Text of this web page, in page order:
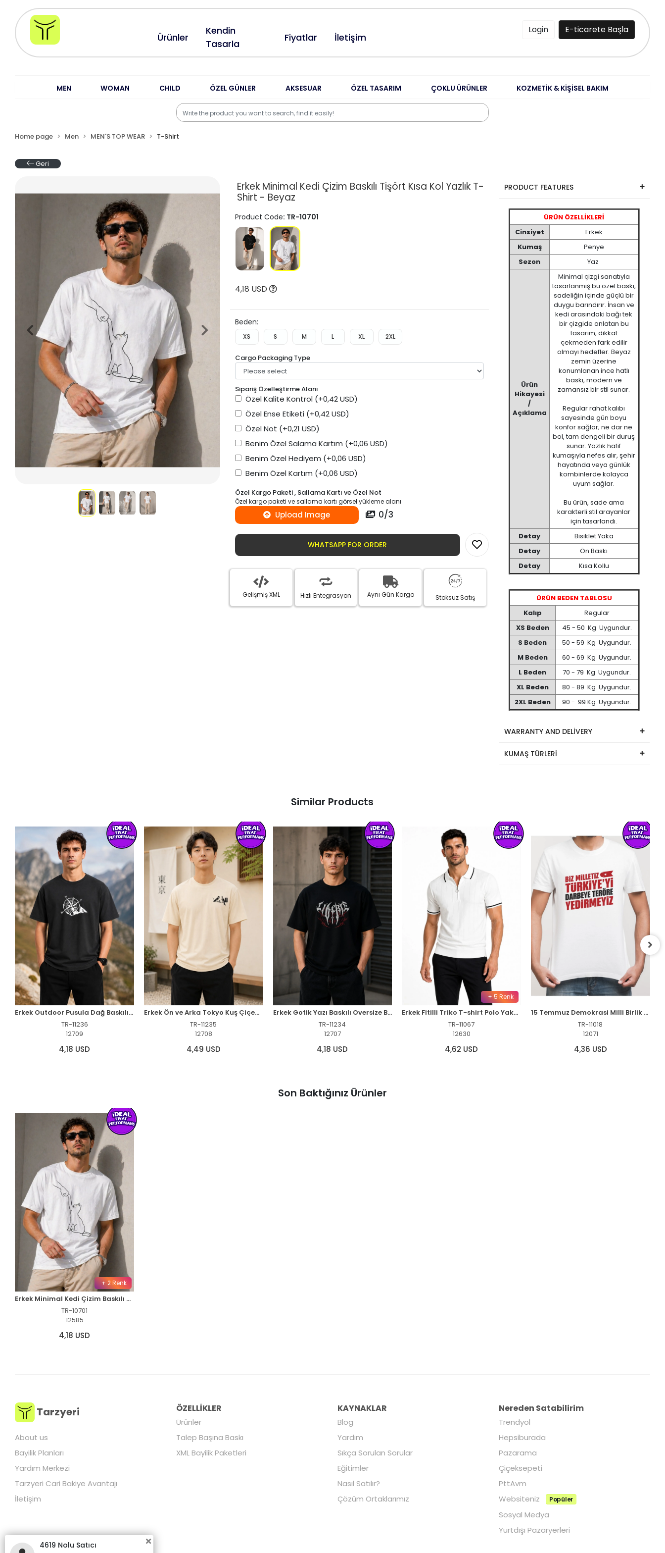
Ürünler
Kendin
Tasarla
Fiyatlar İletişim
Login E-ticarete Başla
MEN WOMAN CHILD ÖZEL GÜNLER AKSESUAR ÖZEL TASARIM ÇOKLU ÜRÜNLER KOZMETİK & KİŞİSEL BAKIM
Home page Men MEN'S TOP WEAR T-Shirt
Geri
Erkek Minimal Kedi Çizim Baskılı Tişört Kısa Kol Yazlık T-
Shirt - Beyaz
Product Code: TR-10701
4,18 USD
Beden:
XS S M L XL 2XL
Cargo Packaging Type
Sipariş Özelleştirme Alanı
Özel Kalite Kontrol (+0,42 USD)
Özel Ense Etiketi (+0,42 USD)
Özel Not (+0,21 USD)
Benim Özel Salama Kartım (+0,06 USD)
Benim Özel Hediyem (+0,06 USD)
Benim Özel Kartım (+0,06 USD)
Özel Kargo Paketi , Sallama Kartı ve Özel Not
Özel kargo paketi ve sallama kartı görsel yükleme alanı
Upload Image 0/3
WHATSAPP FOR ORDER
Gelişmiş XML Hızlı Entegrasyon Aynı Gün Kargo Stoksuz Satış
PRODUCT FEATURES
ÜRÜN ÖZELLİKLERİ
Cinsiyet
Erkek
Kumaş
Penye
Sezon
Yaz
Ürün
Hikayesi
/
Açıklama
Minimal çizgi sanatıyla
tasarlanmış bu özel baskı,
sadeliğin içinde güçlü bir
duygu barındırır. İnsan ve
kedi arasındaki bağı tek
bir çizgide anlatan bu
tasarım, dikkat
çekmeden fark edilir
olmayı hedefler. Beyaz
zemin üzerine
konumlanan ince hatlı
baskı, modern ve
zamansız bir stil sunar.
Regular rahat kalıbı
sayesinde gün boyu
konfor sağlar; ne dar ne
bol, tam dengeli bir duruş
sunar. Yazlık hafif
kumaşıyla nefes alır, şehir
hayatında veya günlük
kombinlerde kolayca
uyum sağlar.
Bu ürün, sade ama
karakterli stil arayanlar
için tasarlandı.
Detay
Bisiklet Yaka
Detay
Ön Baskı
Detay
Kısa Kollu
ÜRÜN BEDEN TABLOSU
Kalıp
Regular
XS Beden
45 - 50 Kg Uygundur.
S Beden
50 - 59 Kg Uygundur.
M Beden
60 - 69 Kg Uygundur.
L Beden
70 - 79 Kg Uygundur.
XL Beden
80 - 89 Kg Uygundur.
2XL Beden
90 - 99 Kg Uygundur.
WARRANTY AND DELİVERY
KUMAŞ TÜRLERİ
Similar Products
Erkek Outdoor Pusula Dağ Baskılı Kısa Kollu Oversize T-Shirt - Siyah
TR-11236
12709
4,18 USD
Erkek Ön ve Arka Tokyo Kuş Çiçek Baskılı Oversize T-Shirt - Ekru
TR-11235
12708
4,49 USD
Erkek Gotik Yazı Baskılı Oversize Bisiklet Yaka T-Shirt - Siyah
TR-11234
12707
4,18 USD
+ 5 Renk
Erkek Fitilli Triko T-shirt Polo Yaka Yarım Fermuarlı Kısa Kollu Tişört - Beyaz
TR-11067
12630
4,62 USD
15 Temmuz Demokrasi Milli Birlik YEDİRMEYİZ Baskılı Bisiklet Yaka T-shirt - Beyaz
TR-11018
12071
4,36 USD
Son Baktığınız Ürünler
+ 2 Renk
Erkek Minimal Kedi Çizim Baskılı Tişört Kısa Kol Yazlık T-Shirt - Beyaz
TR-10701
12585
4,18 USD
Tarzyeri
About us
Bayilik Planları
Yardım Merkezi
Tarzyeri Cari Bakiye Avantajı
İletişim
ÖZELLİKLER
Ürünler
Talep Başına Baskı
XML Bayilik Paketleri
KAYNAKLAR
Blog
Yardım
Sıkça Sorulan Sorular
Eğitimler
Nasıl Satılır?
Çözüm Ortaklarımız
Nereden Satabilirim
Trendyol
Hepsiburada
Pazarama
Çiçeksepeti
PttAvm
Websiteniz
Popüler
Sosyal Medya
Yurtdışı Pazaryerleri
4619 Nolu Satıcı